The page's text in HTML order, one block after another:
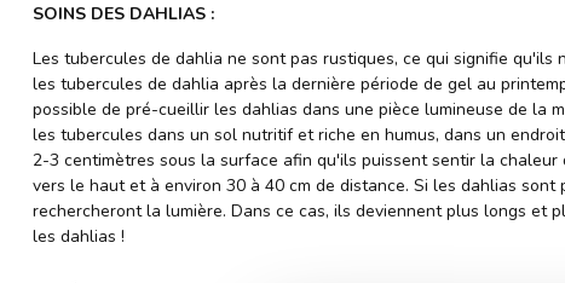
SOINS DES DAHLIAS :
Les tubercules de dahlia ne sont pas rustiques, ce qui signifie qu'ils
les tubercules de dahlia après la dernière période de gel au
possible de pré-cueillir les dahlias dans une pièce lumineuse de la
les tubercules dans un sol nutritif et riche en humus, dans un
2-3 centimètres sous la surface afin qu'ils puissent sentir la
vers le haut et à environ 30 à 40 cm de distance. Si les dahlias sont
rechercheront la lumière. Dans ce cas, ils deviennent plus longs et
les dahlias !